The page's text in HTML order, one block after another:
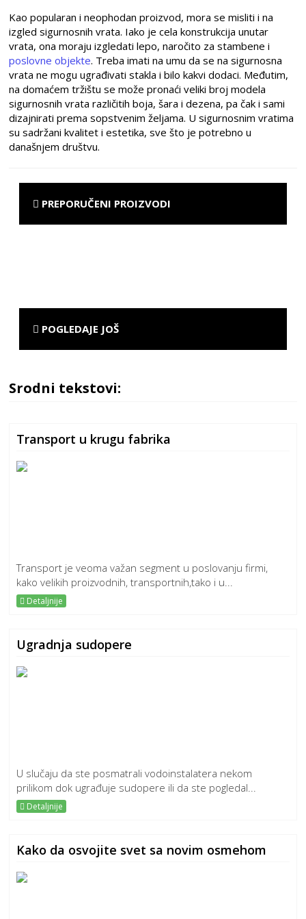
Kao popularan i neophodan proizvod, mora se misliti i na
izgled sigurnosnih vrata. Iako je cela konstrukcija unutar
vrata, ona moraju izgledati lepo, naročito za stambene i
poslovne objekte. Treba imati na umu da se na sigurnosna
vrata ne mogu ugrađivati stakla i bilo kakvi dodaci. Međutim,
na domaćem tržištu se može pronaći veliki broj modela
sigurnosnih vrata različitih boja, šara i dezena, pa čak i sami
dizajnirati prema sopstvenim željama. U sigurnosnim vratima
su sadržani kvalitet i estetika, sve što je potrebno u
današnjem društvu.
PREPORUČENI PROIZVODI
POGLEDAJE JOŠ
Srodni tekstovi:
Transport u krugu fabrika
Transport je veoma važan segment u poslovanju firmi,
kako velikih proizvodnih, transportnih,tako i u...
Detaljnije
Ugradnja sudopere
U slučaju da ste posmatrali vodoinstalatera nekom
prilikom dok ugrađuje sudopere ili da ste pogledal...
Detaljnije
Kako da osvojite svet sa novim osmehom